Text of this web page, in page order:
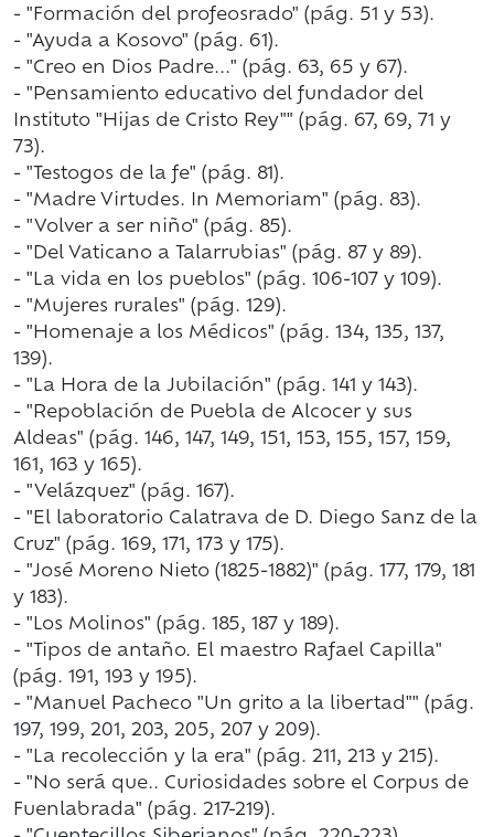
- "Formación del profeosrado" (pág. 51 y 53).
- "Ayuda a Kosovo" (pág. 61).
- "Creo en Dios Padre..." (pág. 63, 65 y 67).
- "Pensamiento educativo del fundador del
Instituto "Hijas de Cristo Rey"" (pág. 67, 69, 71 y
73).
- "Testogos de la fe" (pág. 81).
- "Madre Virtudes. In Memoriam" (pág. 83).
- "Volver a ser niño" (pág. 85).
- "Del Vaticano a Talarrubias" (pág. 87 y 89).
- "La vida en los pueblos" (pág. 106-107 y 109).
- "Mujeres rurales" (pág. 129).
- "Homenaje a los Médicos" (pág. 134, 135, 137,
139).
- "La Hora de la Jubilación" (pág. 141 y 143).
- "Repoblación de Puebla de Alcocer y sus
Aldeas" (pág. 146, 147, 149, 151, 153, 155, 157, 159,
161, 163 y 165).
- "Velázquez" (pág. 167).
- "El laboratorio Calatrava de D. Diego Sanz de la
Cruz" (pág. 169, 171, 173 y 175).
- "José Moreno Nieto (1825-1882)" (pág. 177, 179, 181
y 183).
- "Los Molinos" (pág. 185, 187 y 189).
- "Tipos de antaño. El maestro Rafael Capilla"
(pág. 191, 193 y 195).
- "Manuel Pacheco "Un grito a la libertad"" (pág.
197, 199, 201, 203, 205, 207 y 209).
- "La recolección y la era" (pág. 211, 213 y 215).
- "No será que.. Curiosidades sobre el Corpus de
Fuenlabrada" (pág. 217-219).